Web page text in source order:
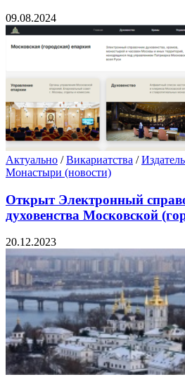
09.08.2024
Актуально /Викариатства /
Монастыри (новости)
Открыт Электронный
духовенства Московской
20.12.2023